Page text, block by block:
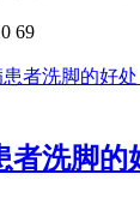
69
者洗脚的